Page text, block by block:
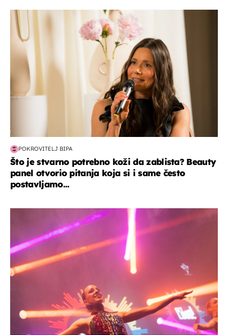
moda & ljepota
POKROVITELJ BIPA
Što je stvarno potrebno koži da zablista? Beauty
panel otvorio pitanja koja si i same često
postavljamo...